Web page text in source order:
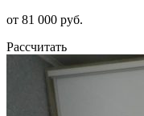
от 81 000 руб.
Рассчитать